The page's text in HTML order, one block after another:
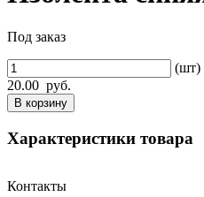
Под заказ
(шт)
20.00 руб.
В корзину
Характеристики товара
Контакты